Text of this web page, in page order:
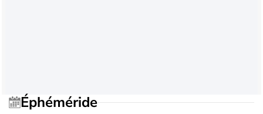
Éphéméride